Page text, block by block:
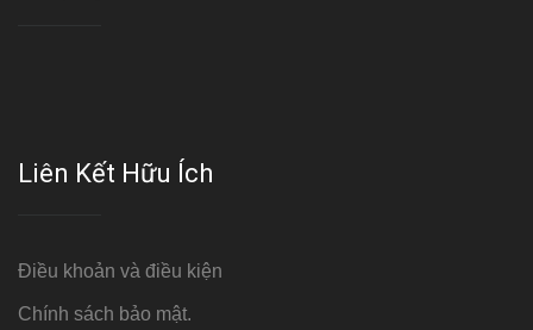
Liên Kết Hữu Ích
Điều khoản và điều kiện
Chính sách bảo mật.